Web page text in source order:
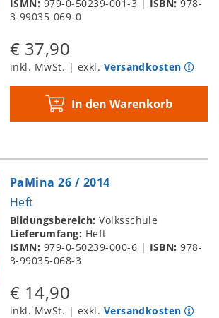
ISMN: 979-0-50239-001-3 ISBN:978-
3-99035-069-0
€ 37,90
inkl. MwSt. | exkl. Versandkosten
In den Warenkorb
PaMina 26 / 2014
Heft
Bildungsbereich:Volksschule
Lieferumfang: Heft
ISMN: 979-0-50239-000-6 | ISBN:978-
3-99035-068-3
€ 14,90
inkl. MwSt. | exkl. Versandkosten